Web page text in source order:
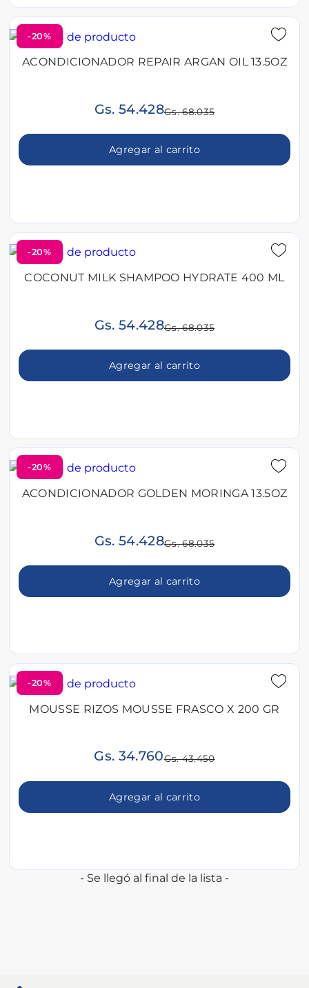
-20%
ACONDICIONADOR REPAIR ARGAN OIL 13.5OZ
Gs. 54.428Gs. 68.035
Agregar al carrito
-20%
COCONUT MILK SHAMPOO HYDRATE 400 ML
Gs. 54.428Gs. 68.035
Agregar al carrito
-20%
ACONDICIONADOR GOLDEN MORINGA 13.5OZ
Gs. 54.428Gs. 68.035
Agregar al carrito
-20%
MOUSSE RIZOS MOUSSE FRASCO X 200 GR
Gs. 34.760Gs. 43.450
Agregar al carrito
- Se llegó al final de la lista -